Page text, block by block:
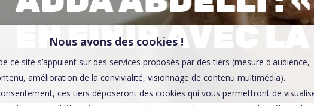
EN FINIR AVEC
Nous avons des cookies !
ce site s’appuient sur des services proposés par des tiers (mesure d'audience,
amélioration de la convivialité, visionnage de contenu multimédia).
ces tiers déposeront des cookies qui vous permettront de